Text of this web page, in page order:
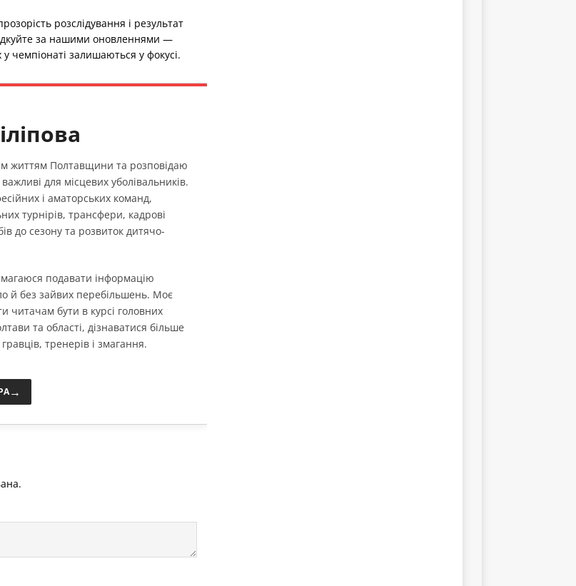
розслідування і результат
за нашими оновленнями —
чемпіонаті залишаються у фокусі.
життям Полтавщини та розповідаю
для місцевих уболівальників.
і аматорських команд,
турнірів, трансфери, кадрові
до сезону та розвиток дитячо-
подавати інформацію
й без зайвих перебільшень. Моє
читачам бути в курсі головних
та області, дізнаватися більше
тренерів і змагання.
→